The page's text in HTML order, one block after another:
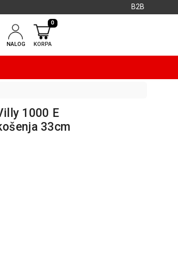
B2B
NALOG KORPA
0
1000 E
33cm